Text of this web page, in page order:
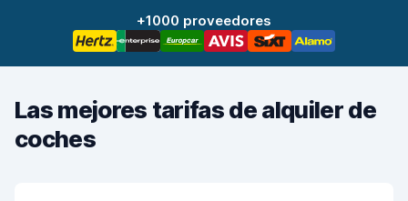
+1000 proveedores
Las mejores tarifas de alquiler de
coches